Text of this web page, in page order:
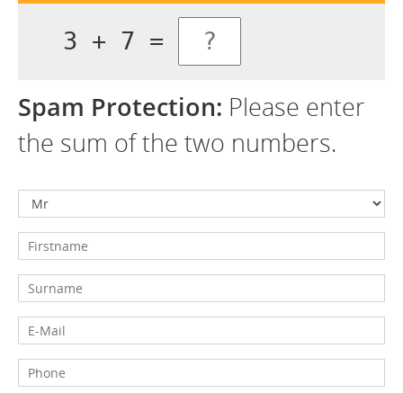
3 + 7 =
Spam Protection: Please enter
the sum of the two numbers.